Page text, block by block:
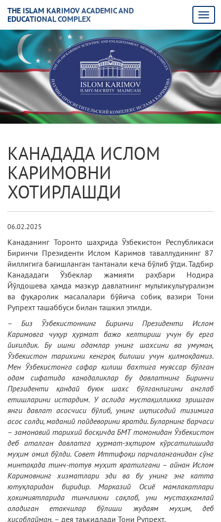
THE ISLAM KARIMOV ACADEMIC AND
EDUCATIONAL COMPLEX
КАНАДАДА ИСЛОМ
КАРИМОВНИ
ХОТИРЛАШДИ
06.02.2025
Канаданинг Торонто шаҳрида Ўзбекистон Республикаси
Биринчи Президенти Ислом Каримов таваллудининг 87
йиллигига бағишланган тантанали кеча бўлиб ўтди. Тадбир
Канададаги Ўзбеклар жамияти раҳбари Нодира
Йўлдошева ҳамда мазкур давлатнинг мультикультурализм
ва фуқаролик масалалари бўйича собиқ вазири Тони
Рупрехт ташаббуси билан ташкил этилди.
– Биз Ўзбекистоннинг Биринчи Президенти Ислом
Каримовга чуқур ҳурмат бажо келтириш учун бу ерга
йиғилдик. Бу ишни одамлар унинг шахсини ва умуман,
Ўзбекистон тарихини кенгроқ билиши учун қилмоқдамиз.
Мен Ўзбекистонга сафар қилиш бахтига муяссар бўлган
одам сифатида канадаликлар бу давлатнинг Биринчи
Президенти қандай буюк шахс бўлганлигини англаб
етишларини истардим. У аслида мустақилликка эришган
янги давлат асосчиси бўлиб, унинг иқтисодий тизимига
асос солди, маданий пойдеворини яратди. Буларнинг барчаси
– замонавий тарихий босқичда БМТ томонидан Ўзбекистон
деб аталган давлатга ҳурмат-эҳтиром кўрсатилишида
муҳим омил бўлди. Совет Иттифоқи парчаланганидан сўнг
минтақада тинч-тотув муҳит яратилгани – айнан Ислом
Каримовнинг хизматлари эди ва бу унинг энг катта
ютуқларидан биридир. Марказий Осиё мамлакатлари
ҳокимиятларида тинчликни сақлаб, уни мустаҳкамлай
оладиган етакчилар бўлиши жудаям муҳим, деб
ҳисоблайман, – дея таъкидлади Тони Рупрехт.